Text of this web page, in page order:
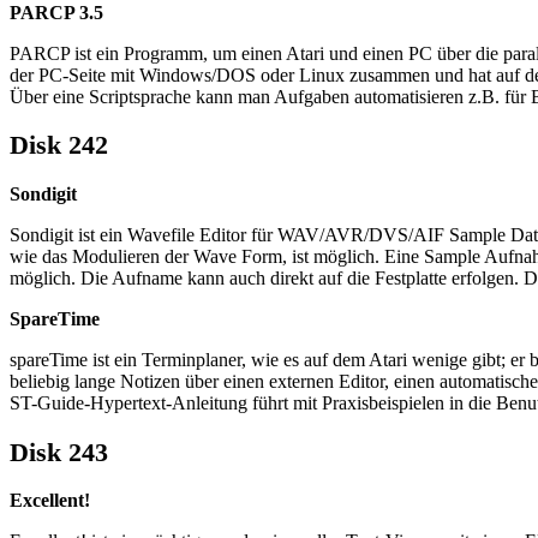
PARCP 3.5
PARCP ist ein Programm, um einen Atari und einen PC über die
der PC-Seite mit Windows/DOS oder Linux zusammen und hat
Über eine Scriptsprache kann man Aufgaben automatisieren z.B.
Disk 242
Sondigit
Sondigit ist ein Wavefile Editor für WAV/AVR/DVS/AIF Sample
wie das Modulieren der Wave Form, ist möglich. Eine Sample
möglich. Die Aufname kann auch direkt auf die Festplatte erfolgen.
SpareTime
spareTime ist ein Terminplaner, wie es auf dem Atari wenige gibt;
beliebig lange Notizen über einen externen Editor, einen
ST-Guide-Hypertext-Anleitung führt mit Praxisbeispielen in die
Disk 243
Excellent!